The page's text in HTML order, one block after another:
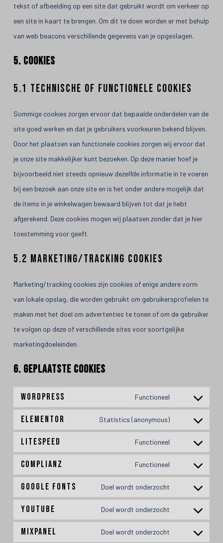
tekst of afbeelding op een site dat gebruikt wordt om verkeer op
een site in kaart te brengen. Om dit te doen worden er met behulp
van web beacons verschillende gegevens van je opgeslagen.
5. Cookies
5.1 Technische of functionele cookies
Sommige cookies zorgen ervoor dat bepaalde onderdelen van de
site goed werken en dat je gebruikers voorkeuren bekend blijven.
Door het plaatsen van functionele cookies zorgen wij ervoor dat
je onze site makkelijker kunt bezoeken. Op deze manier hoef je
bijvoorbeeld niet steeds opnieuw dezelfde informatie in te voeren
bij een bezoek aan onze site en is het onder andere mogelijk dat
de items in je winkelwagen bewaard blijven tot dat je hebt
afgerekend. Deze cookies mogen wij plaatsen zonder dat je hier
toestemming voor geeft.
5.2 Marketing/Tracking cookies
Marketing/tracking cookies zijn cookies of enige andere vorm
van lokale opslag, die worden gebruikt om gebruikersprofielen te
maken met het doel om advertenties te tonen of om de gebruiker
te volgen op deze of verschillende sites voor soortgelijke
marketingdoeleinden.
6. Geplaatste cookies
WordPress Functioneel
Elementor Statistics (anonymous)
LiteSpeed Functioneel
Complianz Functioneel
Google Fonts Doel wordt onderzocht
YouTube Doel wordt onderzocht
Mixpanel Doel wordt onderzocht